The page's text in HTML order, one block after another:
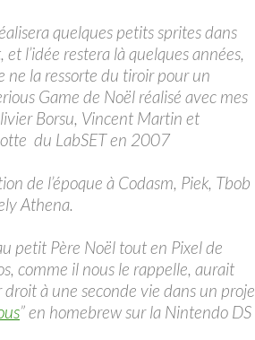
quelques petits sprites dans
et l’idée restera là quelques années,
ne la ressorte du tiroir pour un
Game de Noël réalisé avec mes
Borsu, Vincent Martin et
du LabSET en 2007
de l’époque à Codasm, Piek, Tbob
Athena.
petit Père Noël tout en Pixel de
comme il nous le rappelle, aurait
droit à une seconde vie dans un
” en homebrew sur la Nintendo DS